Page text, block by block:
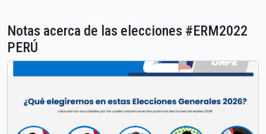
Notas acerca de las elecciones #ERM2022
PERÚ